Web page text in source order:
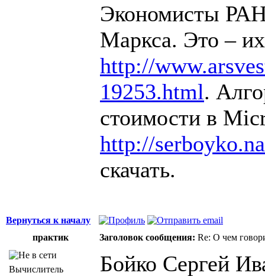
Экономисты
Маркса. Это –
http://
19253.html.
стоимости в
http://
скачать.
Вернуться к началу
практик
Заголовок сообщения: Re: О чем
Вычислитель
Бойко Сергей